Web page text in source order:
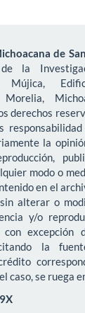
de
de la
Mújica,
Morelia,
derechos
la
modo o
en el
alterar o
y/o
con
citando la
caso, se ruega